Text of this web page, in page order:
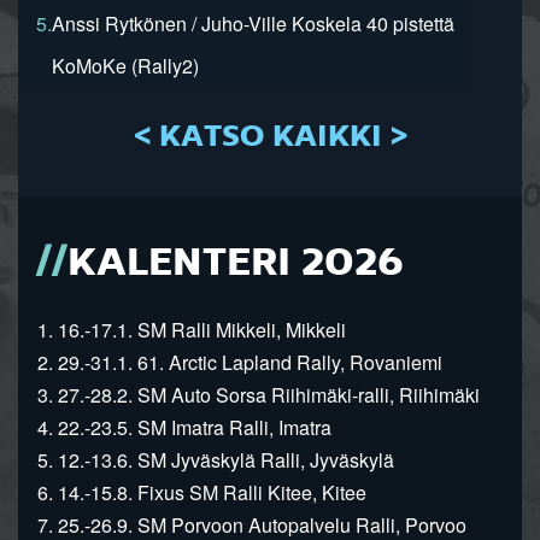
5.Anssi Rytkönen / Juho-Ville Koskela 40 pistettä
KoMoKe (Rally2)
< KATSO KAIKKI >
KALENTERI 2026
1. 16.-17.1. SM Ralli Mikkeli, Mikkeli
2. 29.-31.1. 61. Arctic Lapland Rally, Rovaniemi
3. 27.-28.2. SM Auto Sorsa Riihimäki-ralli, Riihimäki
4. 22.-23.5. SM Imatra Ralli, Imatra
5. 12.-13.6. SM Jyväskylä Ralli, Jyväskylä
6. 14.-15.8. Fixus SM Ralli Kitee, Kitee
7. 25.-26.9. SM Porvoon Autopalvelu Ralli, Porvoo